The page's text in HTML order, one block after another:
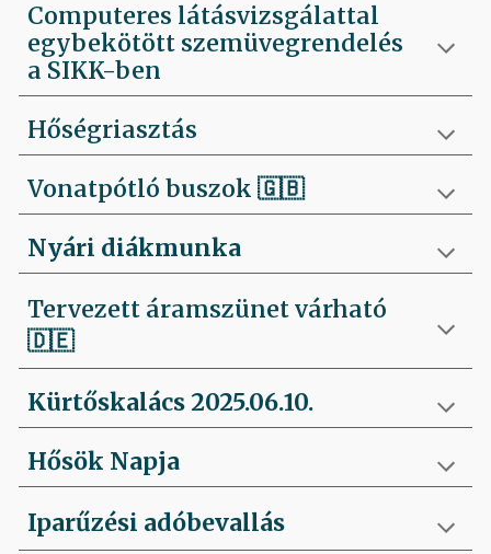
Computeres látásvizsgálattal
egybekötött szemüvegrendelés
a SIKK-ben
Hőségriasztás
Vonatpótló buszok 🇬🇧
Nyári diákmunka
Tervezett áramszünet várható
🇩🇪
Kürtőskalács 2025.06.10.
Hősök Napja
Iparűzési adóbevallás